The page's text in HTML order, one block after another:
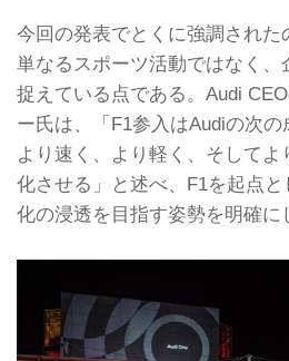
今回の発表でとくに強調された
単なるスポーツ活動ではなく、
捉えている点である。Audi
ー氏は、「F1参入はAudiの次
より速く、より軽く、そしてよ
化させる」と述べ、F1を起点
化の浸透を目指す姿勢を明確に